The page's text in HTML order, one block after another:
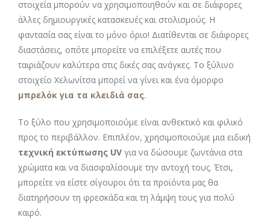
στοιχεία μπορούν να χρησιμοποιηθούν και σε διάφορες
άλλες δημιουργικές κατασκευές και στολισμούς. Η
φαντασία σας είναι το μόνο όριο! Διατίθενται σε διάφορες
διαστάσεις, οπότε μπορείτε να επιλέξετε αυτές που
ταιριάζουν καλύτερα στις δικές σας ανάγκες. Το ξύλινο
στοιχείο Χελωνίτσα μπορεί να γίνει και ένα όμορφο
μπρελόκ για τα κλειδιά σας.
Το ξύλο που χρησιμοποιούμε είναι ανθεκτικό και φιλικό
προς το περιβάλλον. Επιπλέον, χρησιμοποιούμε μια ειδική
τεχνική εκτύπωσης UV για να δώσουμε ζωντάνια στα
χρώματα και να διασφαλίσουμε την αντοχή τους. Έτσι,
μπορείτε να είστε σίγουροι ότι τα προϊόντα μας θα
διατηρήσουν τη φρεσκάδα και τη λάμψη τους για πολύ
καιρό.